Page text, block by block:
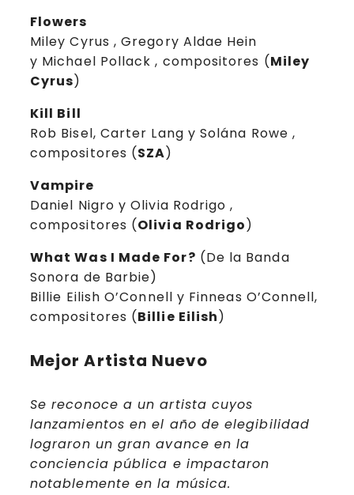
Flowers
Miley Cyrus , Gregory Aldae Hein
y Michael Pollack , compositores (Miley
Cyrus)
Kill Bill
Rob Bisel, Carter Lang y Solána Rowe ,
compositores (SZA)
Vampire
Daniel Nigro y Olivia Rodrigo ,
compositores (Olivia Rodrigo)
What Was I Made For? (De la Banda
Sonora de Barbie)
Billie Eilish O’Connell y Finneas O’Connell,
compositores (Billie Eilish)
Mejor Artista Nuevo
Se reconoce a un artista cuyos
lanzamientos en el año de elegibilidad
lograron un gran avance en la
conciencia pública e impactaron
notablemente en la música.